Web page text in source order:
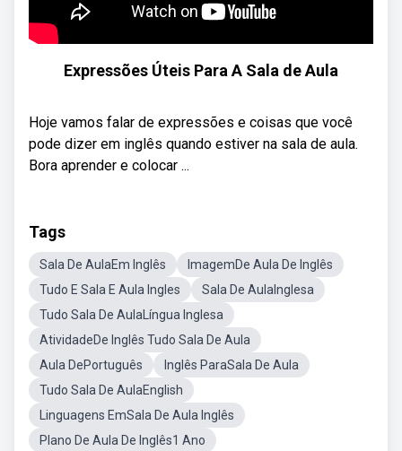
Expressões Úteis Para A Sala de Aula
Hoje vamos falar de expressões e coisas que você
pode dizer em inglês quando estiver na sala de aula.
Bora aprender e colocar ...
Tags
Sala De AulaEm Inglês
ImagemDe Aula De Inglês
Tudo E Sala E Aula Ingles
Sala De AulaInglesa
Tudo Sala De AulaLíngua Inglesa
AtividadeDe Inglês Tudo Sala De Aula
Aula DePortuguês
Inglês ParaSala De Aula
Tudo Sala De AulaEnglish
Linguagens EmSala De Aula Inglês
Plano De Aula De Inglês1 Ano